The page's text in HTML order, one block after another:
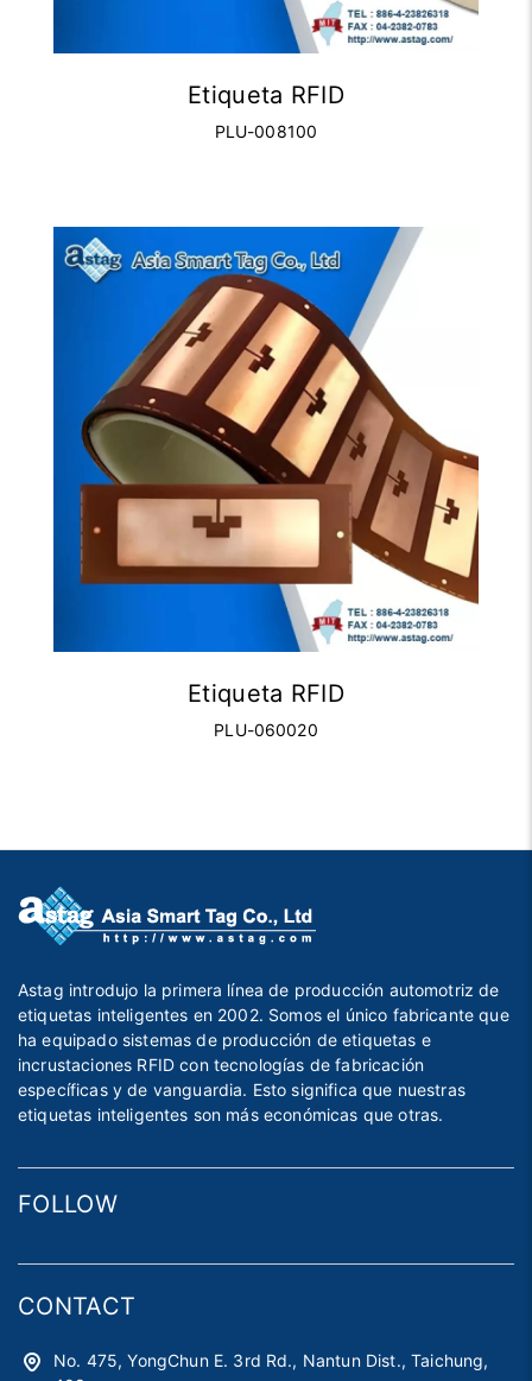
Etiqueta RFID
PLU-008100
Etiqueta RFID
PLU-060020
Astag introdujo la primera línea de producción automotriz de
etiquetas inteligentes en 2002. Somos el único fabricante que
ha equipado sistemas de producción de etiquetas e
incrustaciones RFID con tecnologías de fabricación
específicas y de vanguardia. Esto significa que nuestras
etiquetas inteligentes son más económicas que otras.
FOLLOW
CONTACT
No. 475, YongChun E. 3rd Rd., Nantun Dist., Taichung,